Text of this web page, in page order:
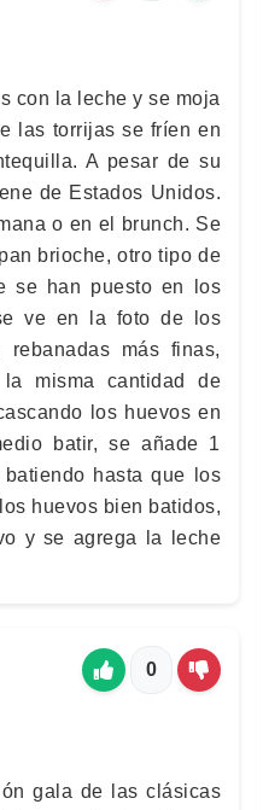
con la leche y se moja
las torrijas se fríen en
A pesar de su
de Estados Unidos.
o en el brunch. Se
brioche, otro tipo de
se han puesto en los
ve en la foto de los
más finas,
la misma cantidad de
los huevos en
batir, se añade 1
hasta que los
huevos bien batidos,
y se agrega la leche
0
gala de las clásicas